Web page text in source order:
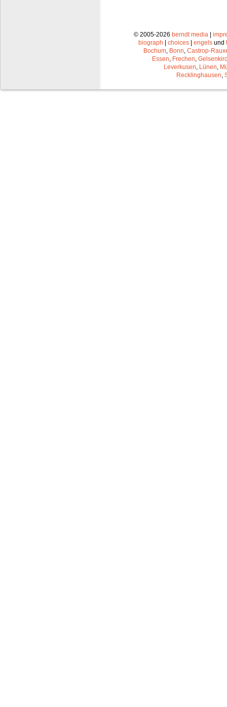
© 2005-2026 berndt media |
biograph | choices | engels und
Bochum Bonn Castrop-
Essen Frechen
Leverkusen Lünen
Recklinghausen